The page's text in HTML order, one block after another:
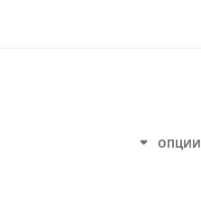
ОПЦИИ